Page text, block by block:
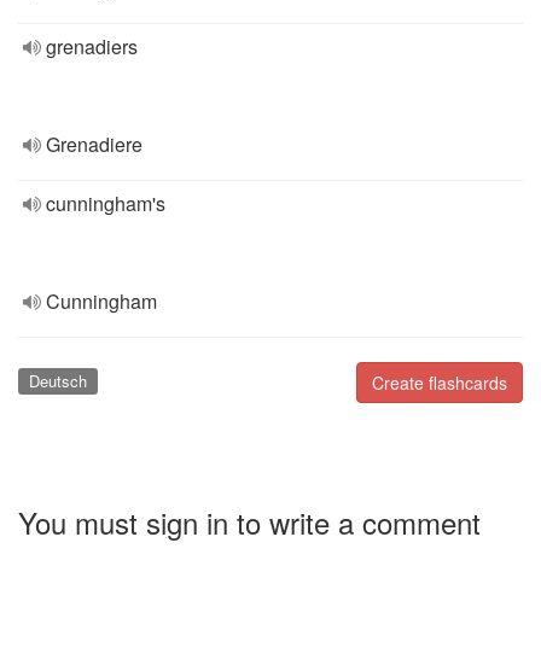
grenadiers
Grenadiere
cunningham's
Cunningham
Create flashcards
Deutsch
You must sign in to write a comment